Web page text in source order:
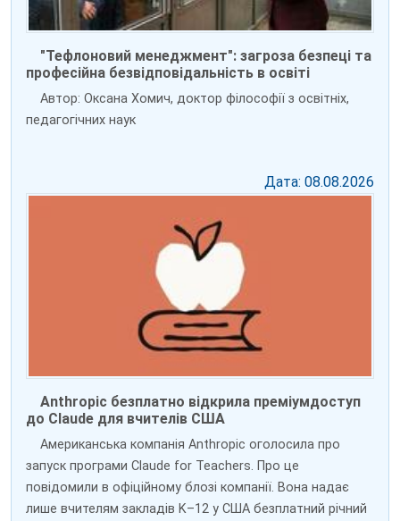
"Тефлоновий менеджмент": загроза безпеці та
професійна безвідповідальність в освіті
Автор: Оксана Хомич, доктор філософії з освітніх,
педагогічних наук
Дата: 08.08.2026
Anthropic безплатно відкрила преміумдоступ
до Claude для вчителів США
Американська компанія Anthropic оголосила про
запуск програми Claude for Teachers. Про це
повідомили в офіційному блозі компанії. Вона надає
лише вчителям закладів K–12 у США безплатний річний